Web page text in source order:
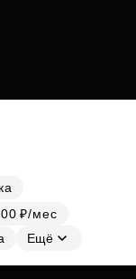
₽/мес
Ещё